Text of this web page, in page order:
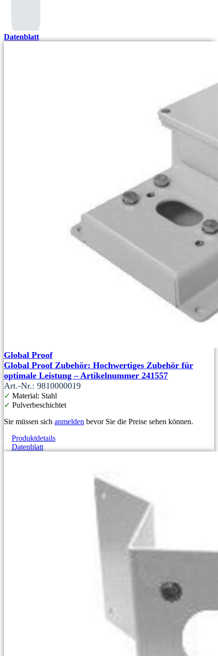
Datenblatt
Global Proof
Global Proof Zubehör: Hochwertiges Zubehör für
optimale Leistung – Artikelnummer 241557
Art.-Nr.: 9810000019
✓ Material: Stahl
✓ Pulverbeschichtet
Sie müssen sich anmelden bevor Sie die Preise sehen können.
Produktdetails
Datenblatt